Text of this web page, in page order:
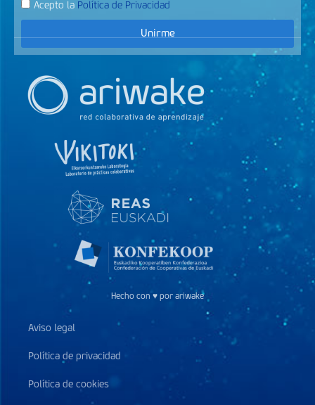
Acepto la Política de Privacidad
Unirme
Hecho con ♥ por ariwake
Aviso legal
Política de privacidad
Política de cookies